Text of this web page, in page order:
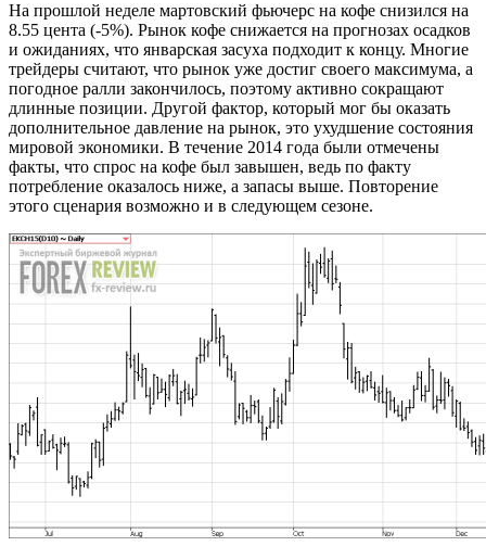
На прошлой неделе мартовский фьючерс на кофе снизился на
8.55 цента (-5%). Рынок кофе снижается на прогнозах осадков
и ожиданиях, что январская засуха подходит к концу. Многие
трейдеры считают, что рынок уже достиг своего максимума, а
погодное ралли закончилось, поэтому активно сокращают
длинные позиции. Другой фактор, который мог бы оказать
дополнительное давление на рынок, это ухудшение состояния
мировой экономики. В течение 2014 года были отмечены
факты, что спрос на кофе был завышен, ведь по факту
потребление оказалось ниже, а запасы выше. Повторение
этого сценария возможно и в следующем сезоне.